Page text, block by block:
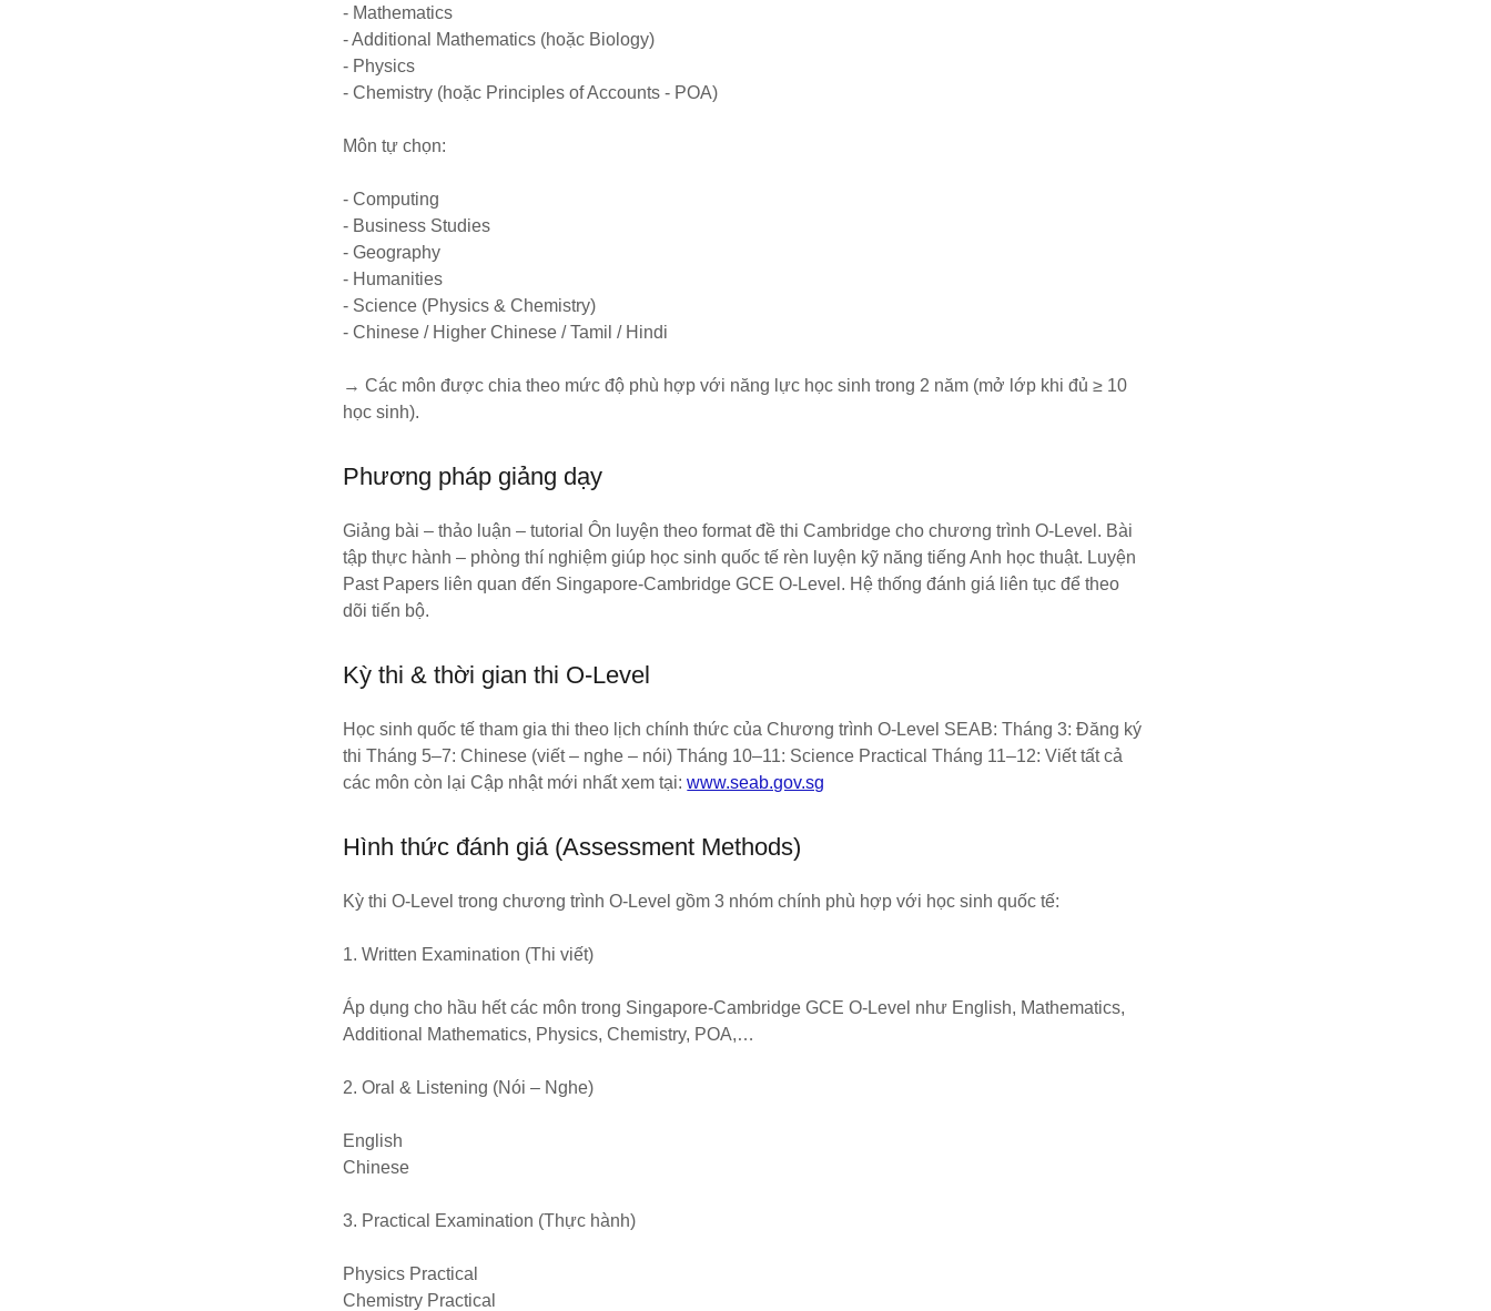
- Mathematics
- Additional Mathematics (hoặc Biology)
- Physics
- Chemistry (hoặc Principles of Accounts - POA)
Môn tự chọn:
- Computing
- Business Studies
- Geography
- Humanities
- Science (Physics & Chemistry)
- Chinese / Higher Chinese / Tamil / Hindi
→ Các môn được chia theo mức độ phù hợp với năng lực học sinh trong 2 năm (mở lớp khi đủ ≥ 10
học sinh).
Phương pháp giảng dạy
Giảng bài – thảo luận – tutorial Ôn luyện theo format đề thi Cambridge cho chương trình O-Level. Bài
tập thực hành – phòng thí nghiệm giúp học sinh quốc tế rèn luyện kỹ năng tiếng Anh học thuật. Luyện
Past Papers liên quan đến Singapore-Cambridge GCE O-Level. Hệ thống đánh giá liên tục để theo
dõi tiến bộ.
Kỳ thi & thời gian thi O-Level
Học sinh quốc tế tham gia thi theo lịch chính thức của Chương trình O-Level SEAB: Tháng 3: Đăng ký
thi Tháng 5–7: Chinese (viết – nghe – nói) Tháng 10–11: Science Practical Tháng 11–12: Viết tất cả
các môn còn lại Cập nhật mới nhất xem tại:www.seab.gov.sg
Hình thức đánh giá (Assessment Methods)
Kỳ thi O-Level trong chương trình O-Level gồm 3 nhóm chính phù hợp với học sinh quốc tế:
1. Written Examination (Thi viết)
Áp dụng cho hầu hết các môn trong Singapore-Cambridge GCE O-Level như English, Mathematics,
Additional Mathematics, Physics, Chemistry, POA,…
2. Oral & Listening (Nói – Nghe)
English
Chinese
3. Practical Examination (Thực hành)
Physics Practical
Chemistry Practical